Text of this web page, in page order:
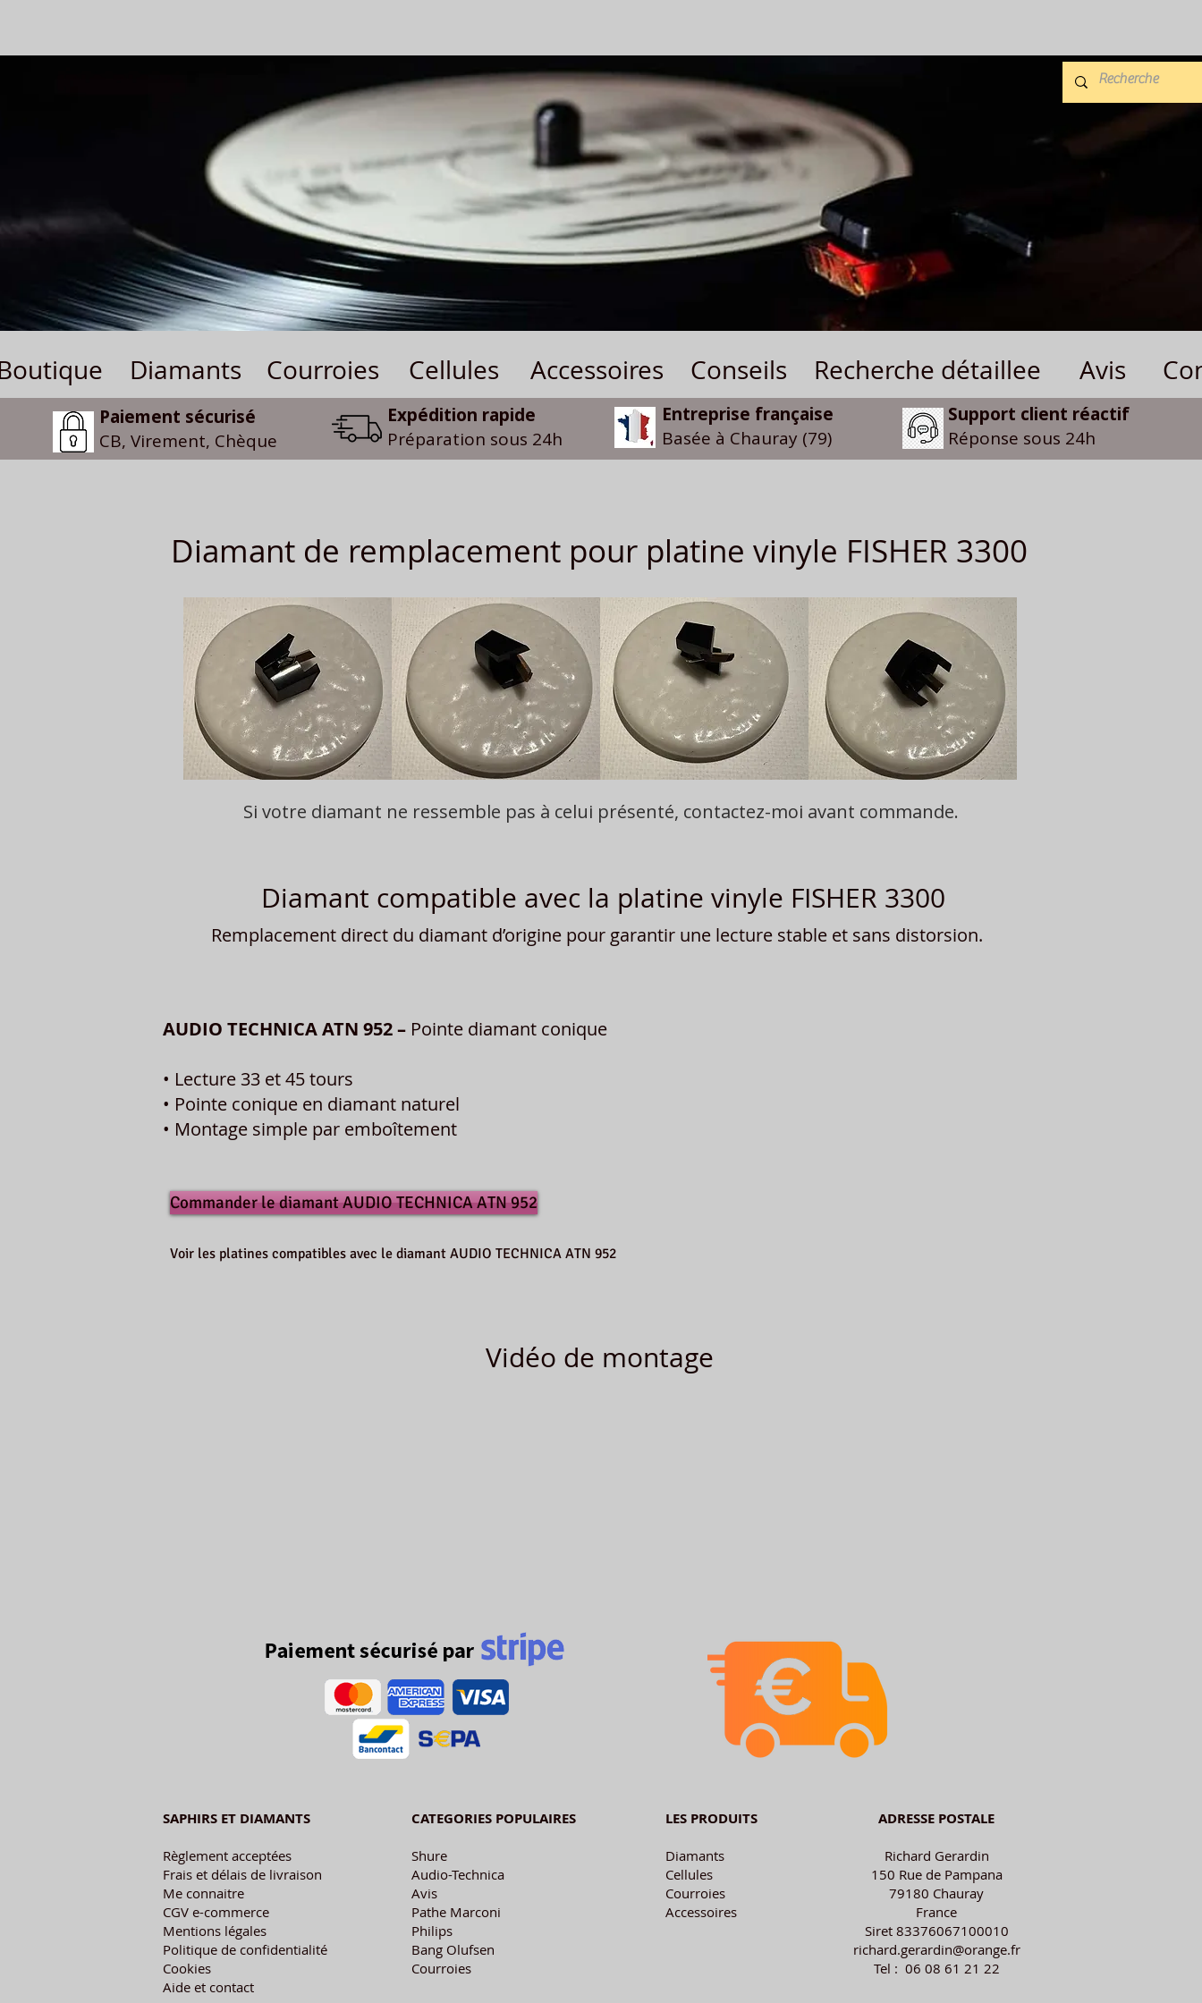
Diamants Courroies Cellules Accessoires Conseils Recherche détaillee Avis
Paiement sécurisé
CB, Virement, Chèque
Expédition rapide
Préparation sous 24h
Entreprise française
Basée à Chauray (79)
Support client réactif
Réponse sous 24h
Diamant de remplacement pour platine vinyle FISHER 3300
Si votre diamant ne ressemble pas à celui présenté, contactez-moi avant commande.
Diamant compatible avec la platine vinyle FISHER 3300
Remplacement direct du diamant d’origine pour garantir une lecture stable et sans distorsion.
AUDIO TECHNICA ATN 952 – Pointe diamant conique
• Lecture 33 et 45 tours
• Pointe conique en diamant naturel
• Montage simple par emboîtement
Commander le diamant AUDIO TECHNICA ATN 952
Voir les platines compatibles avec le diamant AUDIO TECHNICA ATN 952
Vidéo de montage
SAPHIRS ET DIAMANTS
Règlement acceptées
Frais et délais de livraison
Me connaitre
CGV e-commerce
Mentions légales
Politique de confidentialité
Cookies
Aide et contact
CATEGORIES POPULAIRES
Shure
Audio-Technica
Avis
Pathe Marconi
Philips
Bang Olufsen
Courroies
ADRESSE POSTALE
Richard Gerardin
150 Rue de Pampana
79180 Chauray
France
Siret 83376067100010
richard.gerardin@orange.fr
Tel : 06 08 61 21 22
LES PRODUITS
Diamants
Cellules
Courroies
Accessoires